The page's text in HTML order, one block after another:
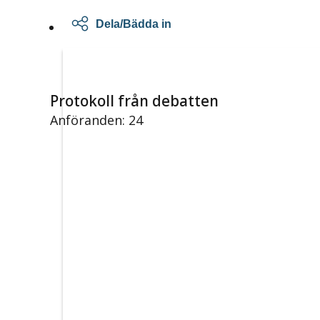
Dela/Bädda in
Protokoll från debatten
Anföranden: 24